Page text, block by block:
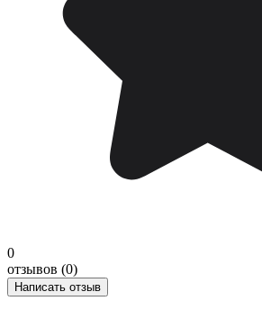
0
отзывов (0)
Написать отзыв